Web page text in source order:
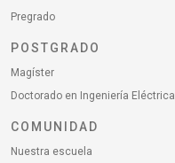
Pregrado
POSTGRADO
Magíster
Doctorado en Ingeniería Eléctrica
COMUNIDAD
Nuestra escuela